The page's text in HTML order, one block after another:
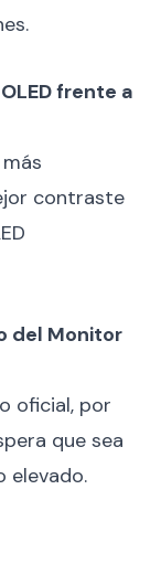
frente a
contraste
del Monitor
oficial, por
que sea
elevado.